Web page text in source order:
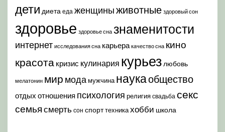
дети диета еда женщиныживотные здоровый сон
здоровье здоровье сна знаменитости
интернет исследования сна карьера качество сна кино
красота кризис кулинария курьез любовь
мелатонин мир модамужчина наукаобщество
отдых отношения психология религия свадьба секс
семья смерть сон спорттехникахобби школа